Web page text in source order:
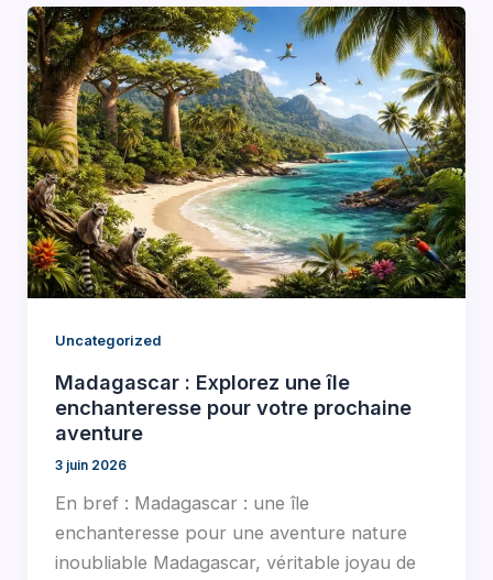
Uncategorized
Madagascar : Explorez une île
enchanteresse pour votre prochaine
aventure
3 juin 2026
En bref : Madagascar : une île
enchanteresse pour une aventure nature
inoubliable Madagascar, véritable joyau de